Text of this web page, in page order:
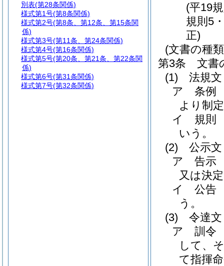
(平19
規則5
正)
(文書の種
第3条
文書
(1)
法規文
ア
条例
より制
イ
規則
いう。
(2)
公示文
ア
告示
又は決
イ
公告
う。
(3)
令達文
ア
訓令
して、
て指揮
別表(第28条関係)
様式第1号(第8条関係)
様式第2号(第8条、第12条、第15条関
係)
様式第3号(第11条、第24条関係)
様式第4号(第16条関係)
様式第5号(第20条、第21条、第22条関
係)
様式第6号(第31条関係)
様式第7号(第32条関係)